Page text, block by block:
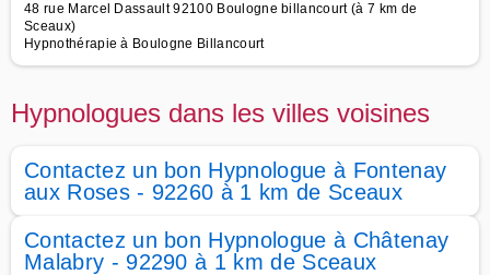
48 rue Marcel Dassault 92100 Boulogne billancourt (à 7 km de
Sceaux)
Hypnothérapie à Boulogne Billancourt
Hypnologues dans les villes voisines
Contactez un bon Hypnologue à Fontenay
aux Roses - 92260 à 1 km de Sceaux
Contactez un bon Hypnologue à Châtenay
Malabry - 92290 à 1 km de Sceaux